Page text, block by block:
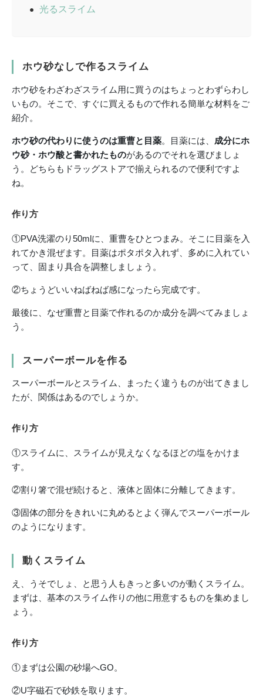
光るスライム
ホウ砂なしで作るスライム
ホウ砂をわざわざスライム用に買うのはちょっとわずらわし
いもの。そこで、すぐに買えるもので作れる簡単な材料をご
紹介。
ホウ砂の代わりに使うのは重曹と目薬。目薬には、 成分にホ
ウ砂・ホウ酸と書かれたものがあるのでそれを選びましょ
う。どちらもドラッグストアで揃えられるので便利ですよ
ね。
作り方
①PVA洗濯のり50mlに、重曹をひとつまみ。そこに目薬を入
れてかき混ぜます。目薬はポタポタ入れず、多めに入れてい
って、固まり具合を調整しましょう。
②ちょうどいいねばねば感になったら完成です。
最後に、なぜ重曹と目薬で作れるのか成分を調べてみましょ
う。
スーパーボールを作る
スーパーボールとスライム、まったく違うものが出てきまし
たが、関係はあるのでしょうか。
作り方
①スライムに、スライムが見えなくなるほどの塩をかけま
す。
②割り箸で混ぜ続けると、液体と固体に分離してきます。
③固体の部分をきれいに丸めるとよく弾んでスーパーボール
のようになります。
動くスライム
え、うそでしょ、と思う人もきっと多いのが動くスライム。
まずは、基本のスライム作りの他に用意するものを集めまし
ょう。
作り方
①まずは公園の砂場へGO。
②U字磁石で砂鉄を取ります。